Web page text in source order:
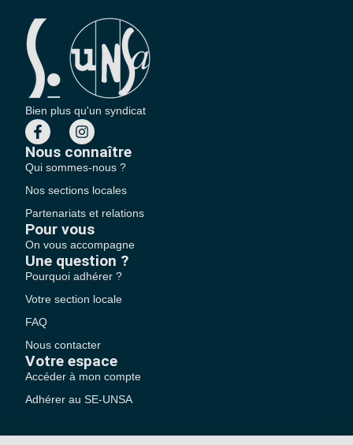
Bien plus qu'un syndicat
Nous connaître
Qui sommes-nous ?
Nos sections locales
Partenariats et relations
Pour vous
On vous accompagne
Une question ?
Pourquoi adhérer ?
Votre section locale
FAQ
Nous contacter
Votre espace
Accéder à mon compte
Adhérer au SE-UNSA